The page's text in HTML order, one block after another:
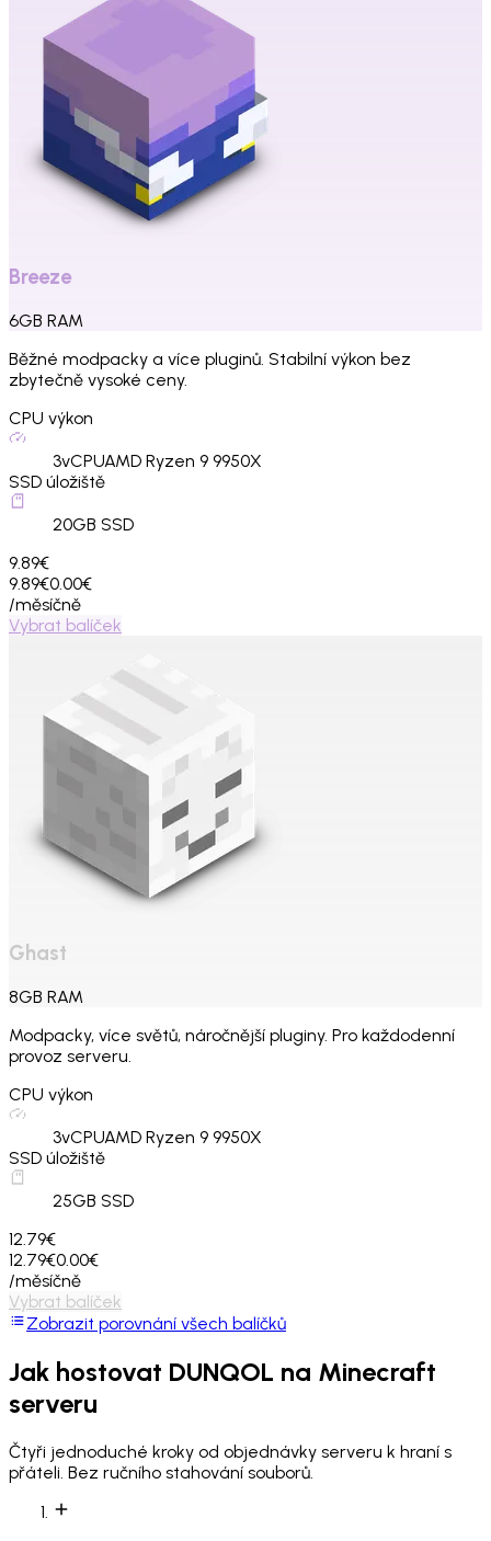
Breeze
6GB RAM
Běžné modpacky a více pluginů. Stabilní výkon bez
zbytečně vysoké ceny.
CPU výkon
3vCPUAMD Ryzen 9 9950X
SSD úložiště
20GB SSD
9.89€
9.89€0.00€
/měsíčně
Vybrat balíček
Ghast
8GB RAM
Modpacky, více světů, náročnější pluginy. Pro každodenní
provoz serveru.
CPU výkon
3vCPUAMD Ryzen 9 9950X
SSD úložiště
25GB SSD
12.79€
12.79€0.00€
/měsíčně
Vybrat balíček
Zobrazit porovnání všech balíčků
Jak hostovat DUNQOL na Minecraft
serveru
Čtyři jednoduché kroky od objednávky serveru k hraní s
přáteli. Bez ručního stahování souborů.